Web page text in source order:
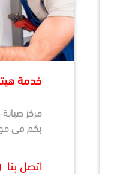
خدمة
مركز صيانة
بكم فى
اتصل بنا